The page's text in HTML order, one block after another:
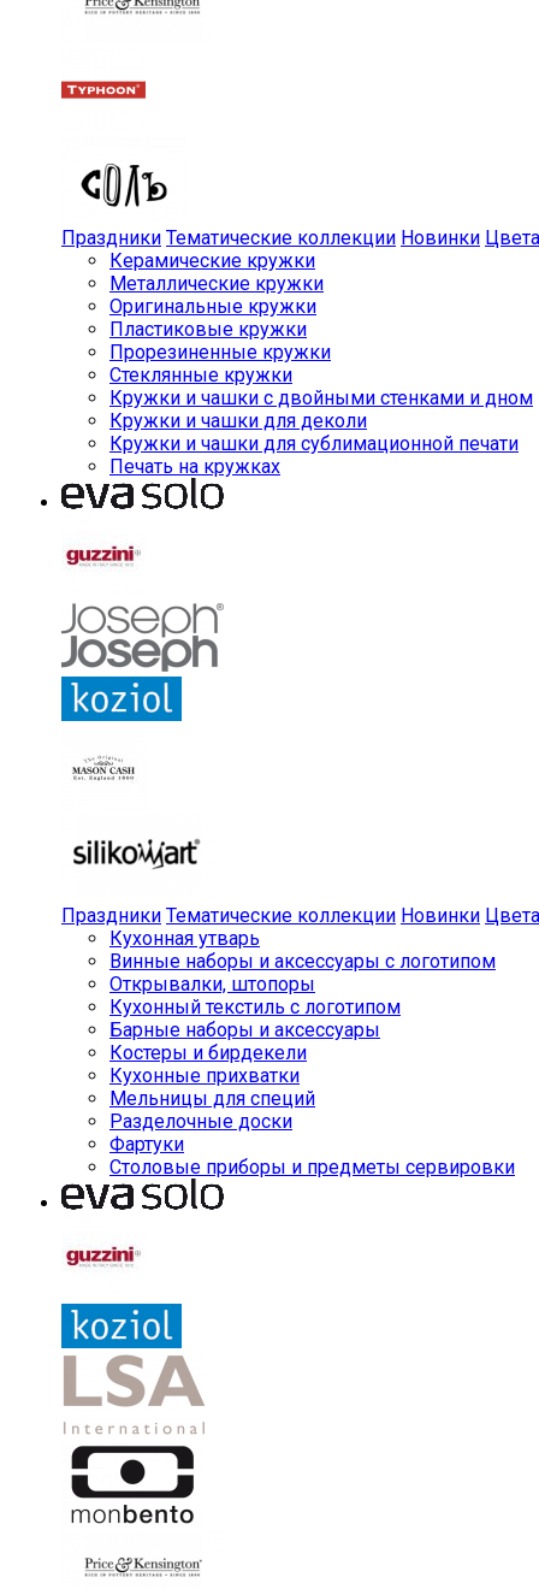
Праздники Тематические коллекции Новинки Цвета
Керамические кружки
Металлические кружки
Оригинальные кружки
Пластиковые кружки
Прорезиненные кружки
Стеклянные кружки
Кружки и чашки с двойными стенками и дном
Кружки и чашки для деколи
Кружки и чашки для сублимационной печати
Печать на кружках
Праздники Тематические коллекции Новинки Цвета
Кухонная утварь
Винные наборы и аксессуары с логотипом
Открывалки, штопоры
Кухонный текстиль с логотипом
Барные наборы и аксессуары
Костеры и бирдекели
Кухонные прихватки
Мельницы для специй
Разделочные доски
Фартуки
Столовые приборы и предметы сервировки